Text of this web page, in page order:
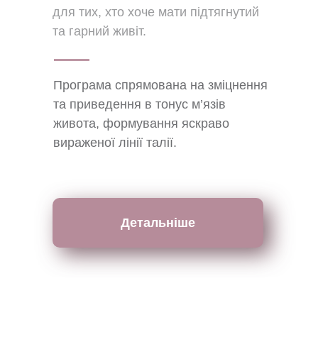
Програма спрямована на зміцнення
та приведення в тонус м’язів
живота, формування яскраво
вираженої лінії талії.
для тих, хто хоче мати підтягнутий
та гарний живіт.
Детальніше